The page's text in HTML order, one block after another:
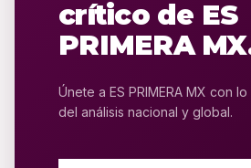
crítico de ES
PRIMERA
Únete a ES PRIMERA MX con
del análisis nacional y global.